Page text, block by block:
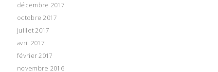
décembre 2017
octobre 2017
juillet 2017
avril 2017
février 2017
novembre 2016